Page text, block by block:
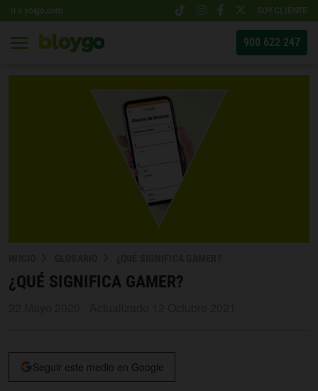
Ir a yoigo.com SOY CLIENTE
900 622 247
¿QUÉ SIGNIFICA GAMER?
Seguir este medio en Google